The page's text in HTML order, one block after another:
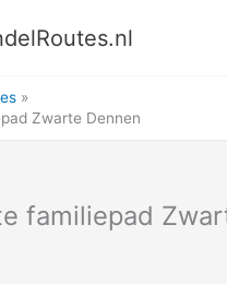
Zwarte Dennen
familiepad